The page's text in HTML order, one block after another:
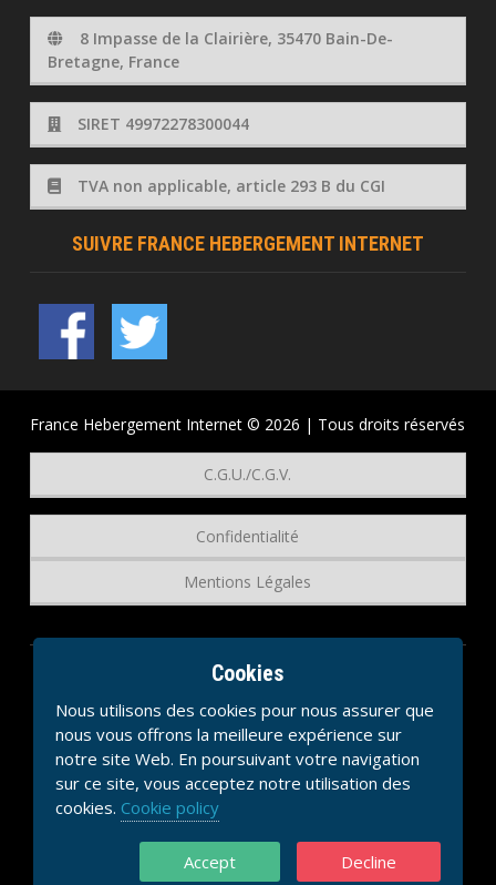
8 Impasse de la Clairière, 35470 Bain-De-
Bretagne, France
SIRET 49972278300044
TVA non applicable, article 293 B du CGI
SUIVRE FRANCE HEBERGEMENT INTERNET
France Hebergement Internet © 2026 | Tous droits réservés
C.G.U./C.G.V.
Mentions Légales
Confidentialité
Cookies
Nous utilisons des cookies pour nous assurer que
nous vous offrons la meilleure expérience sur
notre site Web. En poursuivant votre navigation
sur ce site, vous acceptez notre utilisation des
cookies. Cookie policy
Accept Decline